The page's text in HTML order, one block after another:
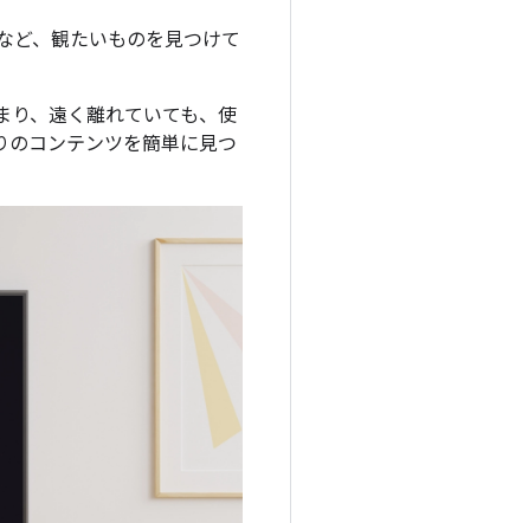
ど、観たいものを見つけて
り、遠く離れていても、使
のコンテンツを簡単に見つ